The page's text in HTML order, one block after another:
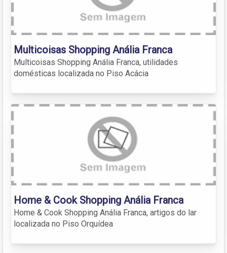
Multicoisas Shopping Anália Franca
Multicoisas Shopping Anália Franca, utilidades
domésticas localizada no Piso Acácia
Home & Cook Shopping Anália Franca
Home & Cook Shopping Anália Franca, artigos do lar
localizada no Piso Orquídea